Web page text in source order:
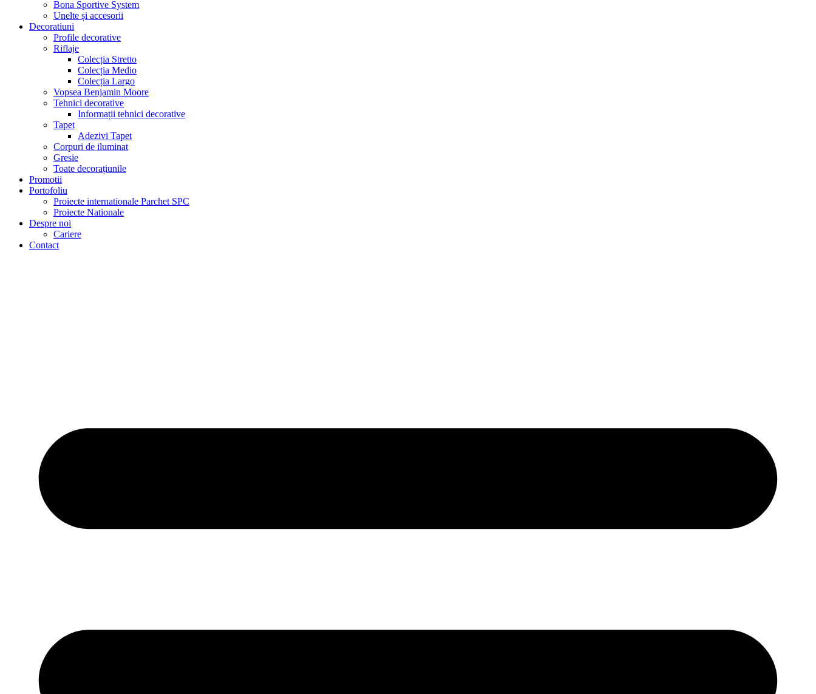
Bona Sportive System
Unelte și accesorii
Decoratiuni
Profile decorative
Riflaje
Colecția Stretto
Colecția Medio
Colecția Largo
Vopsea Benjamin Moore
Tehnici decorative
Informații tehnici decorative
Tapet
Adezivi Tapet
Corpuri de iluminat
Gresie
Toate decorațiunile
Promotii
Portofoliu
Proiecte internationale Parchet SPC
Proiecte Nationale
Despre noi
Cariere
Contact